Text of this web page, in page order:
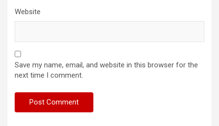
Website
Save my name, email, and website in this browser for the
next time I comment.